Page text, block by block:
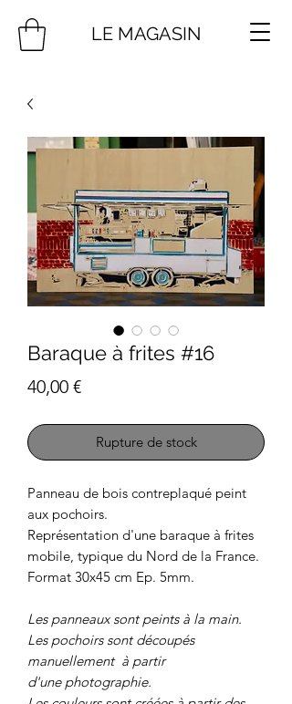
LE MAGASIN
Baraque à frites #16
40,00 €Prix
Rupture de stock
Panneau de bois contreplaqué peint
aux pochoirs.
Représentation d'une baraque à frites
mobile, typique du Nord de la France.
Format 30x45 cm Ep. 5mm.
Les panneaux sont peints à la main.
Les pochoirs sont découpés
manuellement à partir
d'une photographie.